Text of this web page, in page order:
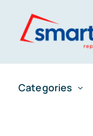
Categories